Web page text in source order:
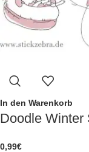
In den Warenkorb
Doodle Winter
0,99€